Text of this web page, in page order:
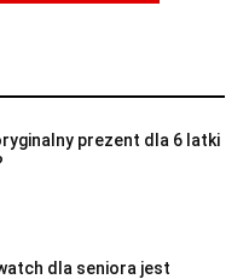
prezent dla 6 latki
dla seniora jest